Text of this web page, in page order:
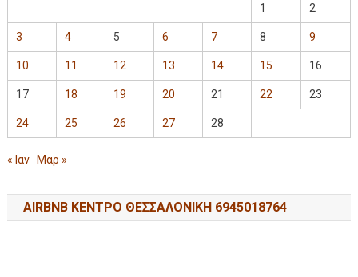
1 2
3 4 5 6 7 8 9
10 11 12 13 14 15 16
17 18 19 20 21 22 23
24 25 26 27 28
« Ιαν Μαρ »
AIRBNB ΚΕΝΤΡΟ ΘΕΣΣΑΛΟΝΙΚΗ 6945018764